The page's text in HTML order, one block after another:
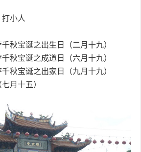
小人
秋宝诞之出生日（二月十九）
秋宝诞之成道日（六月十九）
秋宝诞之出家日（九月十九）
月十五）